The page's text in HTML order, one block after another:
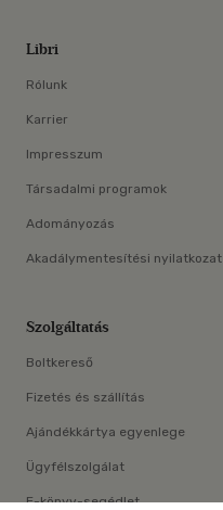
Libri
Rólunk
Karrier
Impresszum
Társadalmi programok
Adományozás
Akadálymentesítési nyilatkozat
Szolgáltatás
Boltkereső
Fizetés és szállítás
Ajándékkártya egyenlege
Ügyfélszolgálat
E-könyv-segédlet